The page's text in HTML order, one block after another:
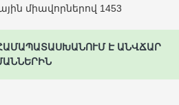
Է ԱՆՎՃԱՐ
միավորներով 1453